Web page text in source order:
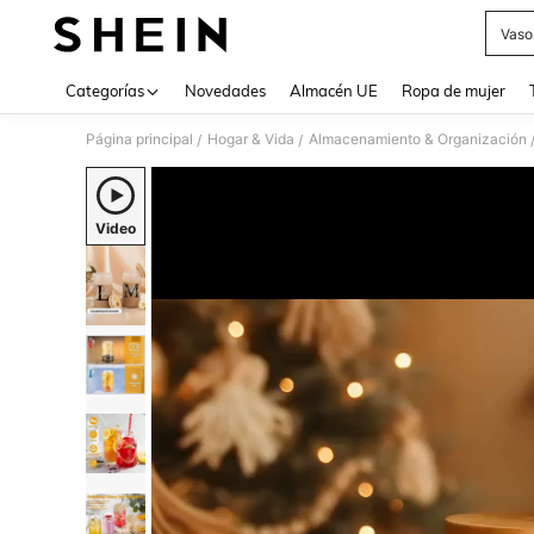
Categorías Novedades Almacén UE Ropa de mujer
Página principal / Hogar & Vida / Almacenamiento & Organización /
Video